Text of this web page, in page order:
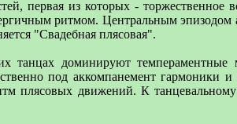
первая из которых - торжественное
ритмом. Центральным эпизодом
"Свадебная плясовая".
танцах доминируют
под аккомпанемент гармоники и
плясовых движений. К